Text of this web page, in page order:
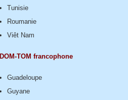
Tunisie
Roumanie
Viêt Nam
DOM-TOM francophone
Guadeloupe
Guyane